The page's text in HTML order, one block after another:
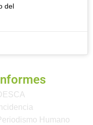
del
Humano